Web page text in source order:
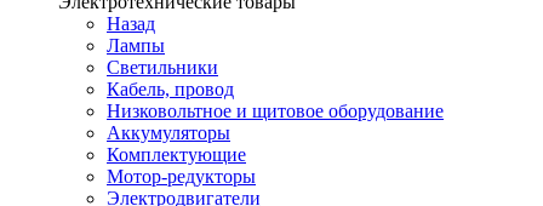
Назад
Лампы
Светильники
Кабель, провод
Низковольтное и щитовое оборудование
Аккумуляторы
Комплектующие
Мотор-редукторы
Электродвигатели